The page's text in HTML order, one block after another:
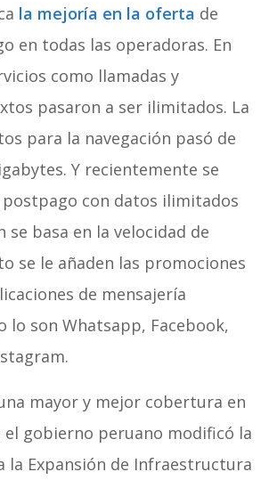
la mejoría en la oferta de
en todas las operadoras. En
como llamadas y
pasaron a ser ilimitados. La
para la navegación pasó de
Y recientemente se
con datos ilimitados
se basa en la velocidad de
se le añaden las promociones
de mensajería
lo son Whatsapp, Facebook,
mayor y mejor cobertura en
gobierno peruano modificó la
la Expansión de Infraestructura